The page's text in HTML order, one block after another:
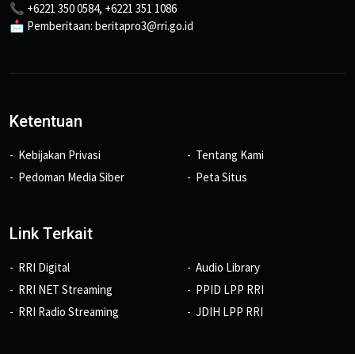
📞 +6221 350 0584, +6221 351 1086
📩 Pemberitaan: beritapro3@rri.go.id
Ketentuan
Kebijakan Privasi
Pedoman Media Siber
Tentang Kami
Peta Situs
Link Terkait
RRI Digital
RRI NET Streaming
RRI Radio Streaming
Audio Library
PPID LPP RRI
JDIH LPP RRI